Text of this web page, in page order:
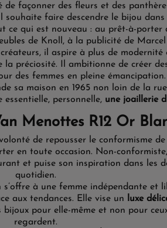
façonner des fleurs et des
souhaite faire descendre le bijou
ce qui est nouveau : au prêt-à-porter
de Knoll, à la publicité de
il aspire à plus de modernité
préciosité. Il ambitionne de créer
des femmes en pleine émancipation.
sa maison en 1965 non loin de la
personnelle, une joaillerie
Menottes R12 Or
de repousser le conformisme
en toute occasion. Non-conformiste,
et puise son inspiration dans les
quotidien.
s’offre à une femme indépendante et
aux tendances. Elle vise un luxe
bijoux pour elle-même et non pour
regardent.